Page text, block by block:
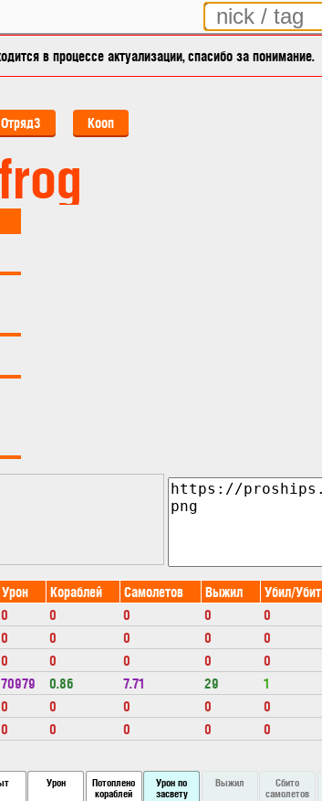
в процессе актуализации, спасибо за понимание.
Отряд3 Кооп
Урон Кораблей Самолетов Выжил Убил/Убит
0 0 0 0 0
0 0 0 0 0
0 0 0 0 0
70979 0.86 7.71 29 1
0 0 0 0 0
0 0 0 0 0
Урон
Потоплено
кораблей
Урон по
засвету
Выжил
Сбито
самолетов